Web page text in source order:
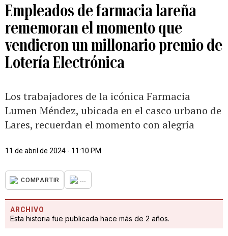
Empleados de farmacia lareña
rememoran el momento que
vendieron un millonario premio de
Lotería Electrónica
Los trabajadores de la icónica Farmacia
Lumen Méndez, ubicada en el casco urbano de
Lares, recuerdan el momento con alegría
11 de abril de 2024 - 11:10 PM
COMPARTIR ...
ARCHIVO
Esta historia fue publicada hace más de 2 años.